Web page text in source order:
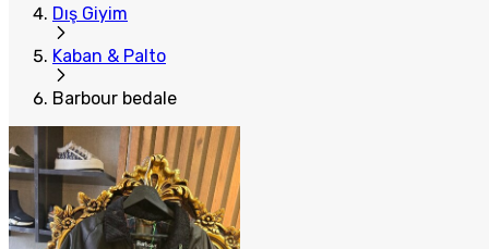
Dış Giyim
Kaban & Palto
Barbour bedale